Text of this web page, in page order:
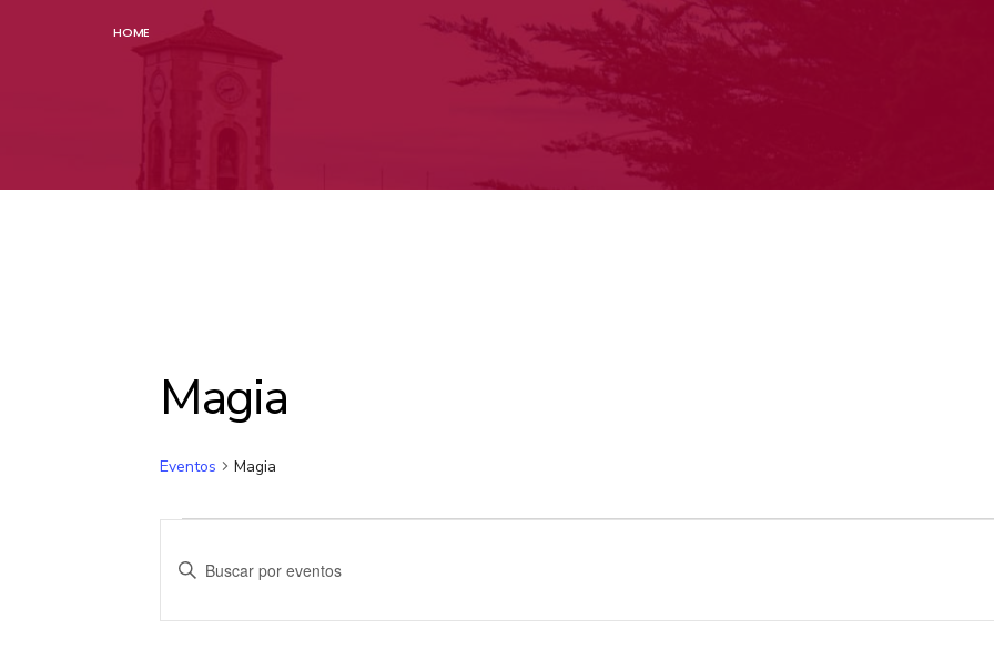
HOME
Magia
Eventos Magia
Navegación
de
Introduce
palabra